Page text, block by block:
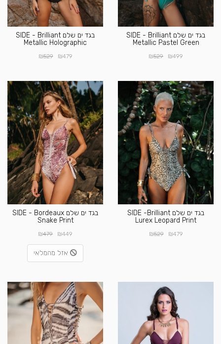
בגד ים שלם SIDE - Brilliant
Metallic Pastel Green
₪499
₪529
בגד ים שלם SIDE - Brilliant
Metallic Holographic
₪479
₪529
בגד ים שלם SIDE -Brilliant
Lurex Leopard Print
₪479
₪529
בגד ים שלם SIDE - Bordeaux
Snake Print
₪449
₪479
אזל מהמלאי